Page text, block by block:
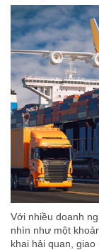
Với nhiều doanh
nhìn như một
khai hải quan,